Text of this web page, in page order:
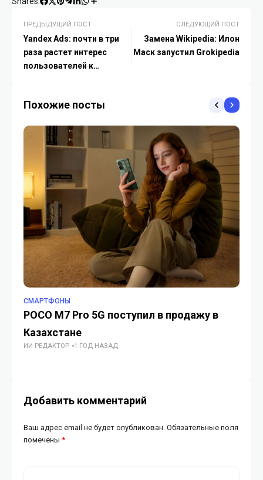
ПРЕДЫДУЩИЙ ПОСТ
Yandex Ads: почти в три
раза растет интерес
пользователей к
СЛЕДУЮЩИЙ ПОСТ
Замена Wikipedia: Илон
Маск запустил Grokipedia
Похожие посты
СМАРТФОНЫ
POCO M7 Pro 5G поступил в продажу в
Казахстане
ИИ РЕДАКТОР 1 ГОД НАЗАД
Добавить комментарий
Ваш адрес email не будет опубликован. Обязательные поля
помечены *